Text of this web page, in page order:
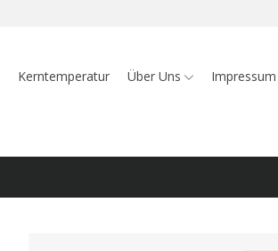
Kerntemperatur Über Uns Impressum